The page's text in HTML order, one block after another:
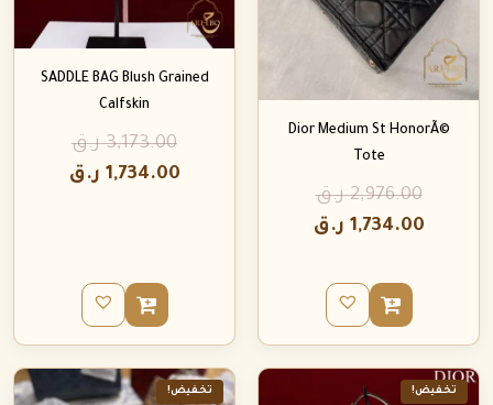
Dior Medium St HonorÃ©
Tote
2,976.00 ر.ق
1,734.00 ر.ق
SADDLE BAG Blush Grained
Calfskin
3,173.00 ر.ق
1,734.00 ر.ق
تخفيض! تخفيض!